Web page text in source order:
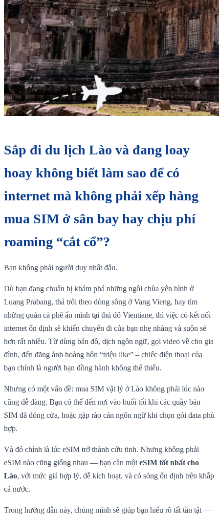
Sắp đi du lịch Lào và đang loay
hoay không biết làm sao để có
internet mà không phải xếp hàng
mua SIM ở sân bay hay chịu phí
roaming “cắt cổ”?
Bạn không phải người duy nhất đâu.
Dù bạn đang chuẩn bị khám phá những ngôi chùa yên bình ở
Luang Prabang, thả trôi theo dòng sông ở Vang Vieng, hay tìm
những quán cà phê ẩn mình tại thủ đô Vientiane, thì việc có kết nối
internet ổn định sẽ khiến chuyến đi của bạn nhẹ nhàng và suôn sẻ
hơn rất nhiều. Từ dùng bản đồ, dịch ngôn ngữ, gọi video về cho gia
đình, đến đăng ảnh hoàng hôn “triệu like” – chiếc điện thoại của
bạn chính là người bạn đồng hành không thể thiếu.
Nhưng có một vấn đề: mua SIM vật lý ở Lào không phải lúc nào
cũng dễ dàng. Bạn có thể đến nơi vào buổi tối khi các quầy bán
SIM đã đóng cửa, hoặc gặp rào cản ngôn ngữ khi chọn gói data phù
hợp.
Và đó chính là lúc eSIM trở thành cứu tinh. Nhưng không phải
eSIM nào cũng giống nhau — bạn cần một eSIM tốt nhất cho
Lào, với mức giá hợp lý, dễ kích hoạt, và có sóng ổn định trên khắp
cả nước.
Trong hướng dẫn này, chúng mình sẽ giúp bạn hiểu rõ tất tần tật —